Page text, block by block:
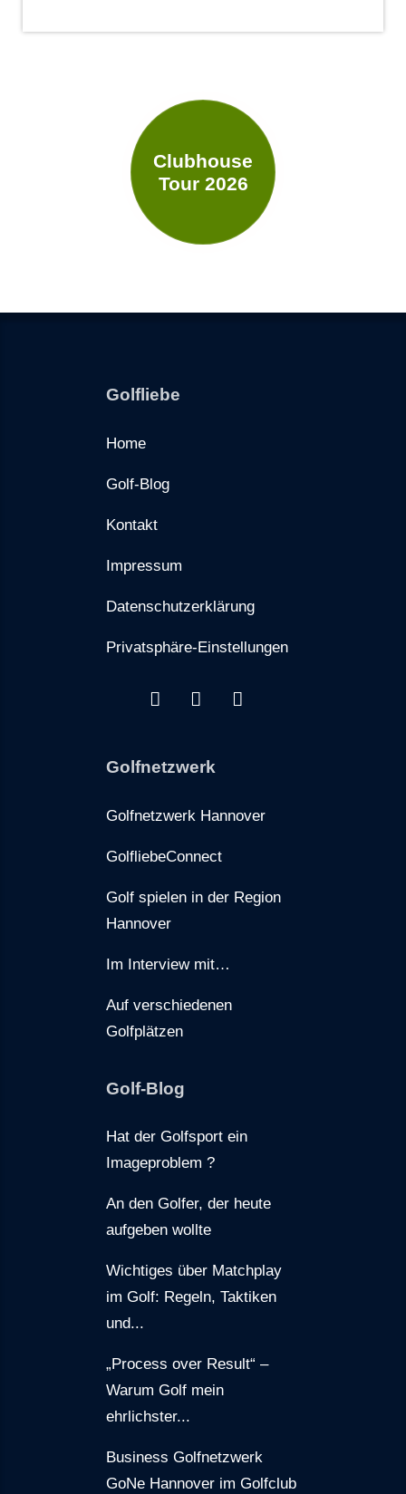
Clubhouse
Tour 2026
Golfliebe
Home
Golf-Blog
Kontakt
Impressum
Datenschutzerklärung
Privatsphäre-Einstellungen
Golfnetzwerk
Golfnetzwerk Hannover
GolfliebeConnect
Golf spielen in der Region
Hannover
Im Interview mit…
Auf verschiedenen
Golfplätzen
Golf-Blog
Hat der Golfsport ein
Imageproblem ?
An den Golfer, der heute
aufgeben wollte
Wichtiges über Matchplay
im Golf: Regeln, Taktiken
und...
„Process over Result“ –
Warum Golf mein
ehrlichster...
Business Golfnetzwerk
GoNe Hannover im Golfclub